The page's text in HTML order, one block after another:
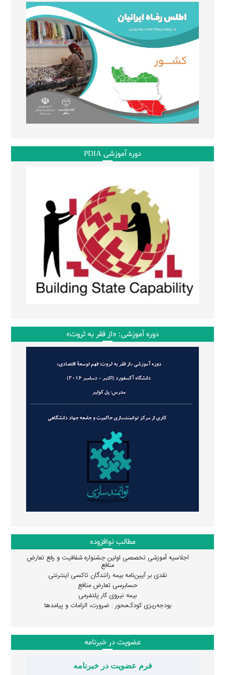
دوره آموزشی PDIA
دوره آموزشی: «از فقر به ثروت»
مطالب نوافزوده
اجلاسیه آموزشی تخصصی اولین جشنواره شفافیت و رفع تعارض
منافع
نقدی بر آیین‌نامه بیمه رانندگان تاکسی اینترنتی
حسابرسی تعارض منافع
بیمه نیروی کار پلتفرمی
بودجه‌ریزی کودک‌محور : ضرورت، الزامات و پیامدها
عضویت در خبرنامه
فرم عضویت در خبرنامه